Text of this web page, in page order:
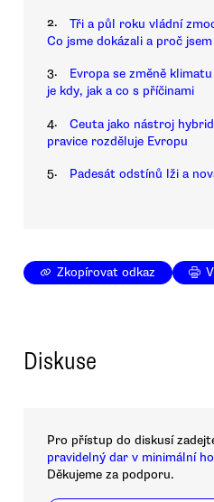
2.
Tři a půl roku vládní
Co jsme dokázali a proč
3.
Evropa se změně
je kdy, jak a co s příčinami
4.
Ceuta jako nástroj
pravice rozděluje Evropu
5. Padesát odstínů lži a
Zkopírovat odkaz
Diskuse
Pro přístup do diskusí
pravidelný dar v minimální
Děkujeme za podporu.